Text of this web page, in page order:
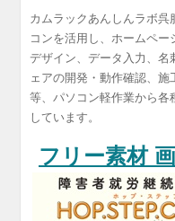
カムラックあんしんラボ
コンを活用し、ホームペー
デザイン、データ入力、名
ェアの開発・動作確認、
等、パソコン軽作業から各
しています。
フリー素材